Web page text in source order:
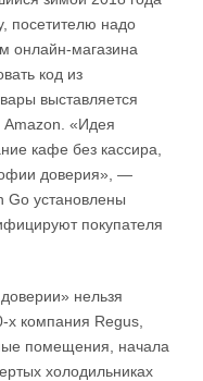
посетителю надо
онлайн-магазина
код из
выставляется
Amazon. «Идея
кафе без кассира,
доверия», —
Go установлены
покупателя
нельзя
х компания Regus,
помещения, начала
холодильниках